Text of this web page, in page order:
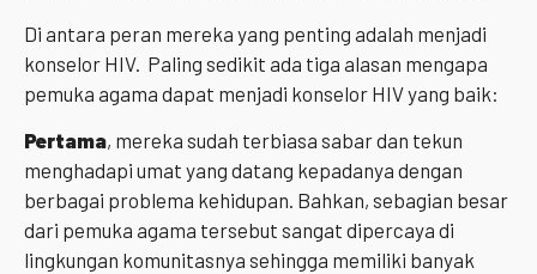
Di antara peran mereka yang penting adalah menjadi
konselor HIV. Paling sedikit ada tiga alasan mengapa
pemuka agama dapat menjadi konselor HIV yang baik:
Pertama, mereka sudah terbiasa sabar dan tekun
menghadapi umat yang datang kepadanya dengan
berbagai problema kehidupan. Bahkan, sebagian besar
dari pemuka agama tersebut sangat dipercaya di
lingkungan komunitasnya sehingga memiliki banyak